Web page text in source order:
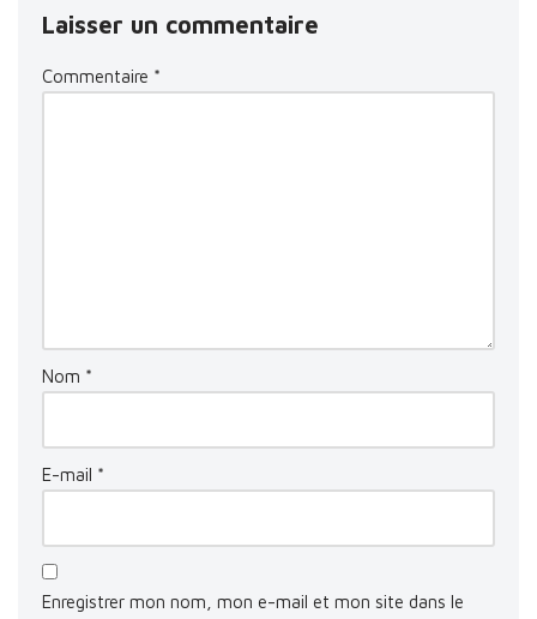
Laisser un commentaire
Commentaire *
Nom *
E-mail *
Enregistrer mon nom, mon e-mail et mon site dans le